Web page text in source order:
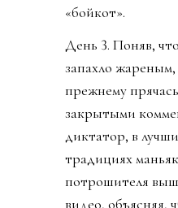
«бойкот».
День 3. Поняв, что
запахло
прежнему
закрытыми
диктатор, в
традициях
потрошителя
видео, объясняя,